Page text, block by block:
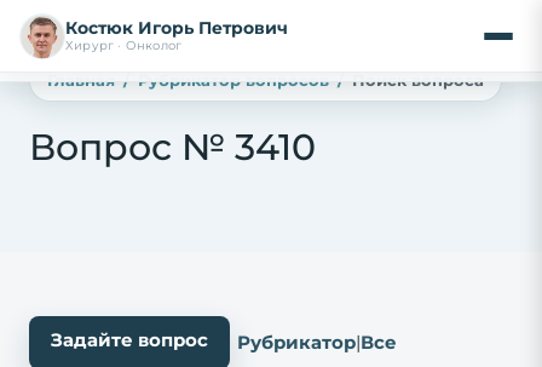
Костюк Игорь Петрович
Хирург · Онколог
Главная Рубрикатор вопросов Поиск вопроса
Вопрос № 3410
Задайте вопрос Рубрикатор|Все